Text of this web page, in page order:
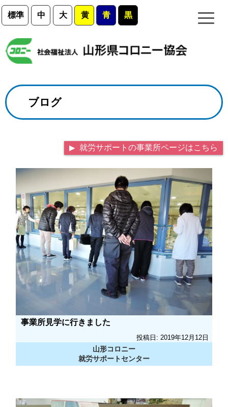
標準 中 大 黄 青 黒
ブログ
就労サポートの事業所ページはこちら
事業所見学に行きました
投稿日: 2019年12月12日
山形コロニー
就労サポートセンター